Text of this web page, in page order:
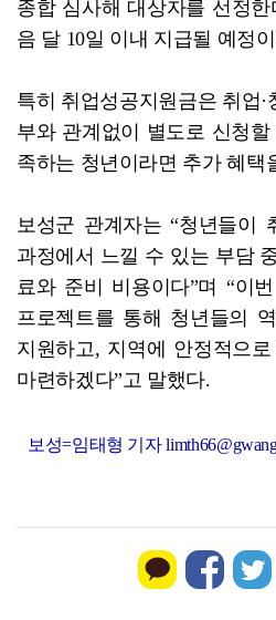
종합 심사해 대상자를 선정
음 달 10일 이내 지급될 예정
특히 취업성공지원금은 취업
부와 관계없이 별도로 신청
족하는 청년이라면 추가 혜택
보성군 관계자는 “청년들이
과정에서 느낄 수 있는 부담
료와 준비 비용이다”며 “이
프로젝트를 통해 청년들의
지원하고, 지역에 안정적으
마련하겠다”고 말했다.
보성=임태형 기자